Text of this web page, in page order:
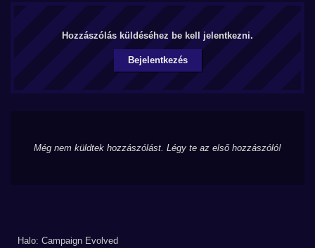
Hozzászólás küldéséhez be kell jelentkezni.
Bejelentkezés
Még nem küldtek hozzászólást. Légy te az első hozzászóló!
Halo: Campaign Evolved